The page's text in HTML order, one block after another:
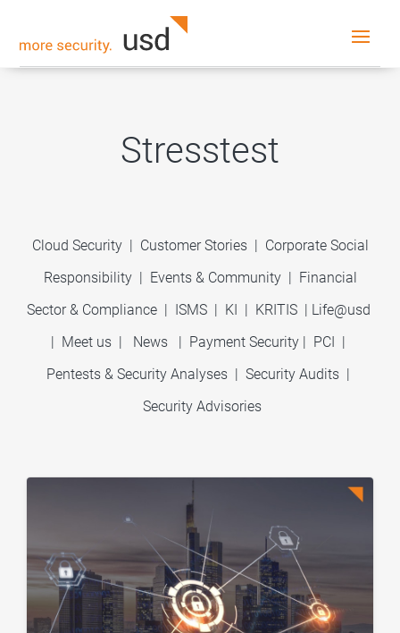
Stresstest
Cloud Security | Customer Stories| Corporate Social
Responsibility| Events & Community | Financial
Sector & Compliance| ISMS| KI | KRITIS| Life@usd
| Meet us | News | Payment Security | PCI |
Pentests & Security Analyses | Security Audits |
Security Advisories